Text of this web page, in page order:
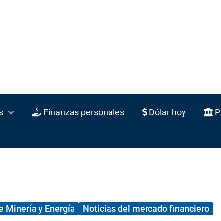
Finanzas personales Dólar hoy
Minería y Energía
Noticias del mercado financiero